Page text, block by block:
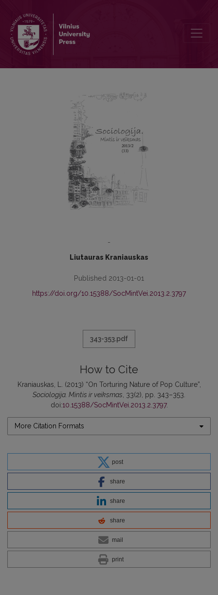
-
Liutauras Kraniauskas
Published 2013-01-01
https://doi.org/10.15388/SocMintVei.2013.2.3797
343-353.pdf
How to Cite
Kraniauskas, L. (2013) “On Torturing Nature of Pop Culture”,
Sociologija. Mintis ir veiksmas , 33(2), pp. 343–353.
doi:10.15388/SocMintVei.2013.2.3797.
More Citation Formats
post
share
share
share
mail
print